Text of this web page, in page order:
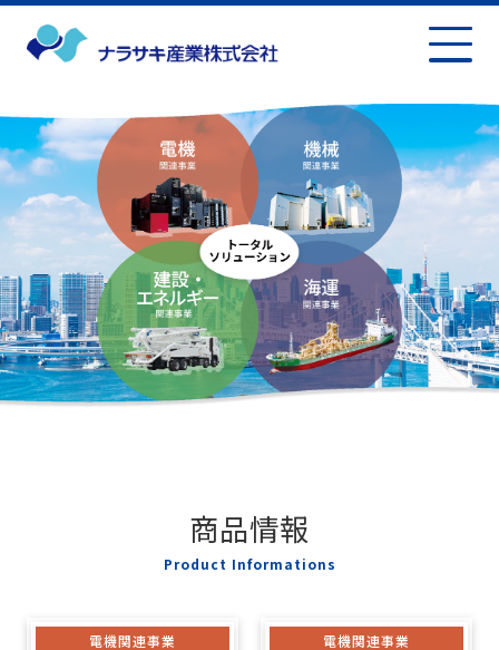
商品情報
Product Informations
電機関連事業 電機関連事業